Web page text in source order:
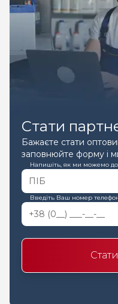
Стати
Бажаєте стати
заповнюйте форму і
Напишіть, як ми можемо до
Введіть Ваш номер